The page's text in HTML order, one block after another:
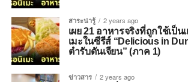
สาระน่ารู้ 2 years ago
เผย 21 อาหารจริงที่ถูกใช้เป็
เมะในซีรีส์ “Delicious in
ตำรับดันเจียน” (ภาค 1)
ข่าวสาร 2 years ago